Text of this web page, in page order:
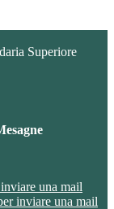
Superiore
una mail
inviare una mail